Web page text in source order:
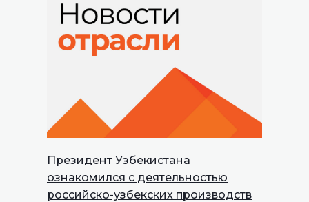
Президент Узбекистана
ознакомился с деятельностью
российско-узбекских производств
INNOPROM
Talks